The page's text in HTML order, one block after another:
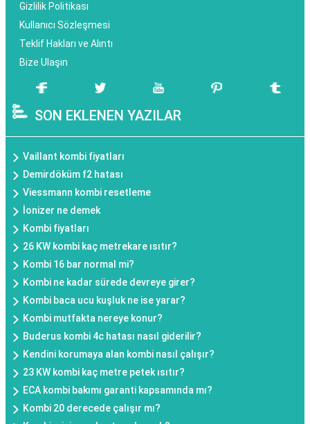
Gizlilik Politikası
Kullanıcı Sözleşmesi
Teklif Hakları ve Alıntı
Bize Ulaşın
SON EKLENEN YAZILAR
Vaillant kombi fiyatları
Demirdöküm f2 hatası
Viessmann kombi resetleme
İonizer ne demek
Kombi fiyatları
26 KW kombi kaç metrekare ısıtır?
Kombi 16 bar normal mi?
Kombi ne kadar sürede devreye girer?
Kombi baca ucu kuşluk ne ise yarar?
Kombi mutfakta nereye konur?
Buderus kombi 4c hatası nasıl giderilir?
Kendini korumaya alan kombi nasıl çalışır?
23 KW kombi kaç metre petek ısıtır?
ECA kombi bakımı garanti kapsamında mı?
Kombi 20 derecede çalışır mı?